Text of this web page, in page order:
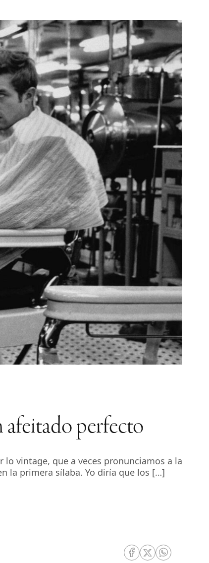
afeitado perfecto
lo vintage, que a veces pronunciamos a la
la primera sílaba. Yo diría que los […]
RRSS Facebook
RRSS Twitter
RRSS